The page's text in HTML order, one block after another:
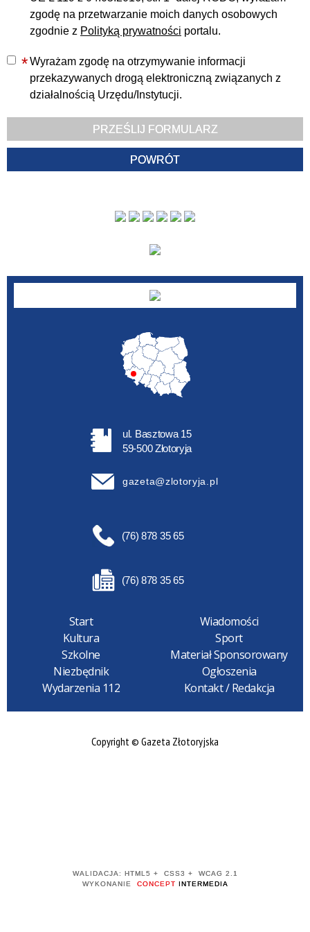
zgodę na przetwarzanie moich danych osobowych
zgodnie z Polityką prywatności portalu.
*Wyrażam zgodę na otrzymywanie informacji
przekazywanych drogą elektroniczną związanych z
działalnością Urzędu/Instytucji.
ul. Basztowa 15
59-500 Złotoryja
gazeta@zlotoryja.pl
(76) 878 35 65
(76) 878 35 65
Start
Wiadomości
Kultura
Sport
Szkolne
Materiał Sponsorowany
Niezbędnik
Ogłoszenia
Wydarzenia 112
Kontakt / Redakcja
Copyright © Gazeta Złotoryjska
WALIDACJA: HTML5 + CSS3 + WCAG 2.1
WYKONANIE CONCEPT INTERMEDIA